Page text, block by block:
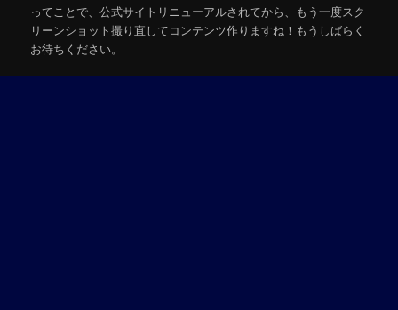
ってことで、公式サイトリニューアルされてから、もう一度スク
リーンショット撮り直してコンテンツ作りますね！もうしばらく
お待ちください。